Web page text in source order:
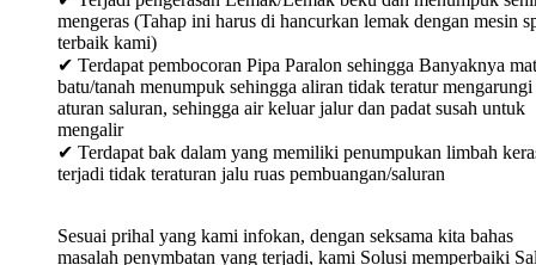
mengeras (Tahap ini harus di hancurkan lemak dengan mesin
terbaik kami)
✔ Terdapat pembocoran Pipa Paralon sehingga Banyaknya
batu/tanah menumpuk sehingga aliran tidak teratur mengarungi
aturan saluran, sehingga air keluar jalur dan padat susah untuk
mengalir
✔ Terdapat bak dalam yang memiliki penumpukan limbah
terjadi tidak teraturan jalu ruas pembuangan/saluran
Sesuai prihal yang kami infokan, dengan seksama kita bahas
masalah penymbatan yang terjadi, kami Solusi memperbaiki